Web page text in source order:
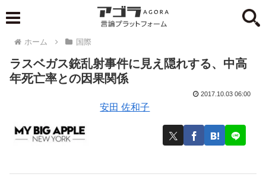
ホーム 国際
ラスベガス銃乱射事件に見え隠れする、中高
年死亡率との因果関係
安田 佐和子
2017.10.03 06:00